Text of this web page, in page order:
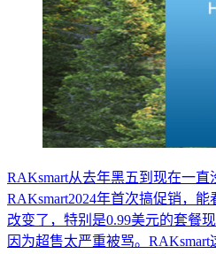
RAKsmart从去年黑五到现在一直
RAKsmart2024年首次搞促销，
改变了，特别是0.99美元的套餐
因为超售太严重被骂。